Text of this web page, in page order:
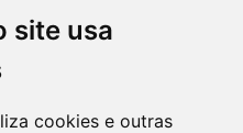
site usa
cookies e outras
Centro - RS, 97573-010